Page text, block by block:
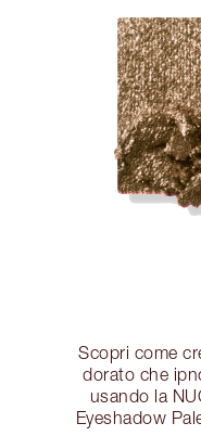
Scopri come
dorato che
usando la
Eyeshadow